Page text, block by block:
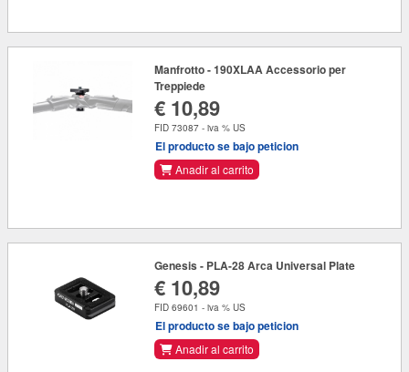
Manfrotto - 190XLAA Accessorio per
Treppiede
€ 10,89
FID 73087 - iva % US
El producto se bajo peticion
Anadir al carrito
Genesis - PLA-28 Arca Universal Plate
€ 10,89
FID 69601 - iva % US
El producto se bajo peticion
Anadir al carrito